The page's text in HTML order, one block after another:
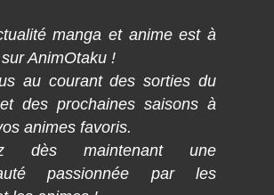
manga et anime est à
AnimOtaku !
au courant des sorties du
des prochaines saisons à
animes favoris.
dès maintenant une
passionnée par les